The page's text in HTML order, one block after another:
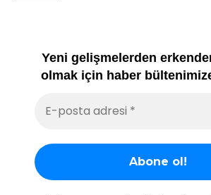
Yeni gelişmelerden
olmak için haber